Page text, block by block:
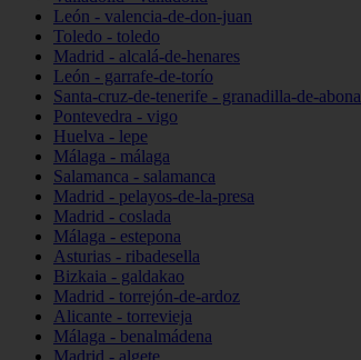
León - valencia-de-don-juan
Toledo - toledo
Madrid - alcalá-de-henares
León - garrafe-de-torío
Santa-cruz-de-tenerife - granadilla-de-abona
Pontevedra - vigo
Huelva - lepe
Málaga - málaga
Salamanca - salamanca
Madrid - pelayos-de-la-presa
Madrid - coslada
Málaga - estepona
Asturias - ribadesella
Bizkaia - galdakao
Madrid - torrejón-de-ardoz
Alicante - torrevieja
Málaga - benalmádena
Madrid - algete